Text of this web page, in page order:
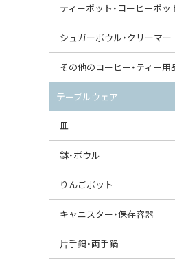
ティーポット・コーヒーポッ
ティーポット
コーヒーポット
シュガーボウル・クリーマー
シュガーボウル
クリーマー
その他のコーヒー・ティー用
ポットウォーマー
ピッチャー
コーヒードリッパー
すべて見る
テーブルウェア
皿
大皿（24cm〜）
中皿（18〜24cm）
鉢・ボウル
大鉢（21cm〜）
中鉢（16〜21cm）
りんごポット
りんごポット
りんごポット小
キャニスター・保存容器
キャニスター
片手鍋・両手鍋